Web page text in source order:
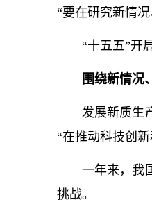
“要在研究新情
“十五五”开
围绕新情况
发展新质生
“在推动科技创
一年来，我
挑战。